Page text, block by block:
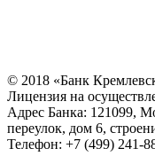
© 2018 «Банк
Лицензия на
Адрес Банка: 121099,
переулок, дом 6,
Телефон: +7 (499) 241-